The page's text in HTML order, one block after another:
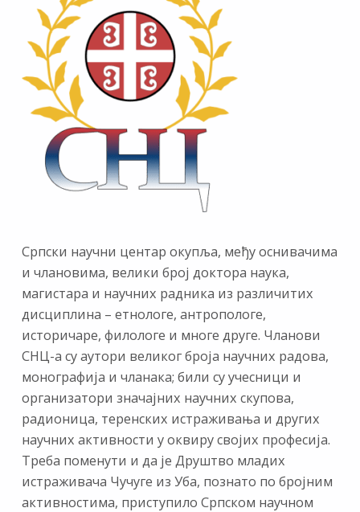
Српски научни центар окупља, међу оснивачима
и члановима, велики број доктора наука,
магистара и научних радника из различитих
дисциплина – етнологе, антропологе,
историчаре, филологе и многе друге. Чланови
СНЦ-а су аутори великог броја научних радова,
монографија и чланака; били су учесници и
организатори значајних научних скупова,
радионица, теренских истраживања и других
научних активности у оквиру својих професија.
Треба поменути и да је Друштво младих
истраживача Чучуге из Уба, познато по бројним
активностима, приступило Српском научном